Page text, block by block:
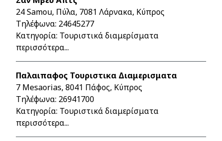
24 Samou, Πύλα, 7081 Λάρνακα, Κύπρος
Τηλέφωνα: 24645277
Κατηγορία: Τουριστικά διαμερίσματα
περισσότερα...
Παλαιπαφος Τουριστικα Διαμερισματα
7 Mesaorias, 8041 Πάφος, Κύπρος
Τηλέφωνα: 26941700
Κατηγορία: Τουριστικά διαμερίσματα
περισσότερα...